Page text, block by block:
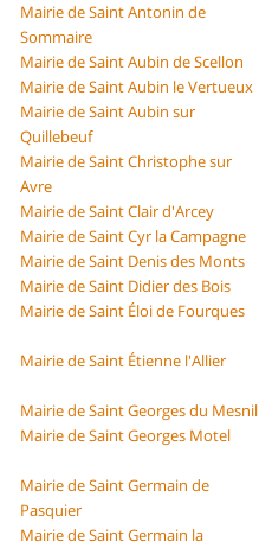
Mairie de Saint Antonin de
Sommaire
Mairie de Saint Aubin de Scellon
Mairie de Saint Aubin le Vertueux
Mairie de Saint Aubin sur
Quillebeuf
Mairie de Saint Christophe sur
Avre
Mairie de Saint Clair d'Arcey
Mairie de Saint Cyr la Campagne
Mairie de Saint Denis des Monts
Mairie de Saint Didier des Bois
Mairie de Saint Éloi de Fourques
Mairie de Saint Étienne l'Allier
Mairie de Saint Georges du Mesnil
Mairie de Saint Georges Motel
Mairie de Saint Germain de
Pasquier
Mairie de Saint Germain la